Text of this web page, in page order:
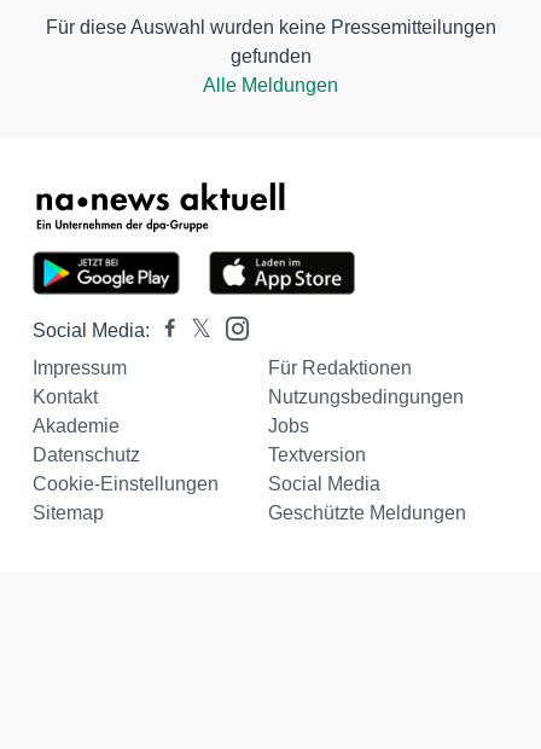
Für diese Auswahl wurden keine Pressemitteilungen
gefunden
Alle Meldungen
Social Media:
Impressum
Für Redaktionen
Kontakt
Nutzungsbedingungen
Akademie
Jobs
Datenschutz
Textversion
Cookie-Einstellungen
Social Media
Sitemap
Geschützte Meldungen